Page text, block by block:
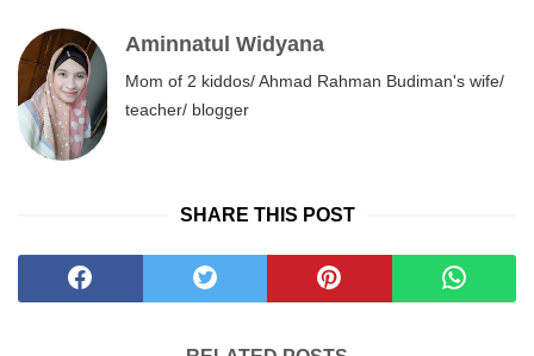
Aminnatul Widyana
Mom of 2 kiddos/ Ahmad Rahman Budiman's wife/
teacher/ blogger
SHARE THIS POST